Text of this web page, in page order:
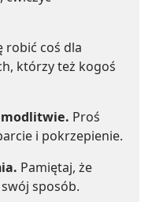
robić coś dla
którzy też kogoś
modlitwie. Proś
i pokrzepienie.
Pamiętaj, że
sposób.